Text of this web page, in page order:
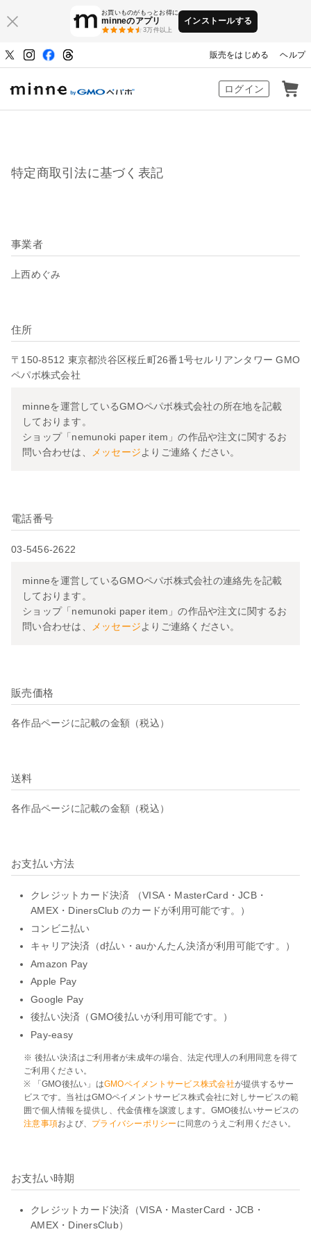
お買いものがもっとお得に
minneのアプリ
3万件以上
インストールする
販売をはじめる ヘルプ
ハンドメイドマーケット minne（ミン
ログイン
特定商取引法に基づく表記
事業者
上西めぐみ
住所
〒150-8512 東京都渋谷区桜丘町26番1号セルリアンタワー GMO
ペパボ株式会社
minneを運営しているGMOペパボ株式会社の所在地を記載
しております。
ショップ「nemunoki paper item」の作品や注文に関するお
問い合わせは、
メッセージよりご連絡ください。
電話番号
03-5456-2622
minneを運営しているGMOペパボ株式会社の連絡先を記載
しております。
ショップ「nemunoki paper item」の作品や注文に関するお
問い合わせは、
メッセージよりご連絡ください。
販売価格
各作品ページに記載の金額（税込）
送料
各作品ページに記載の金額（税込）
お支払い方法
クレジットカード決済 （VISA・MasterCard・JCB・
AMEX・DinersClub のカードが利用可能です。）
コンビニ払い
キャリア決済（d払い・auかんたん決済が利用可能です。）
Amazon Pay
Apple Pay
Google Pay
後払い決済（GMO後払いが利用可能です。）
Pay-easy
※ 後払い決済はご利用者が未成年の場合、法定代理人の利用同意を得て
ご利用ください。
※ 「GMO後払い」はGMOペイメントサービス株式会社が提供するサー
ビスです。当社はGMOペイメントサービス株式会社に対しサービスの範
囲で個人情報を提供し、代金債権を譲渡します。GMO後払いサービスの
注意事項および、 プライバシーポリシー に同意のうえご利用ください。
お支払い時期
クレジットカード決済（VISA・MasterCard・JCB・
AMEX・DinersClub）